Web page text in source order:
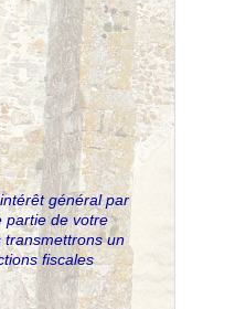
général par
partie de votre
transmettrons un
fiscales